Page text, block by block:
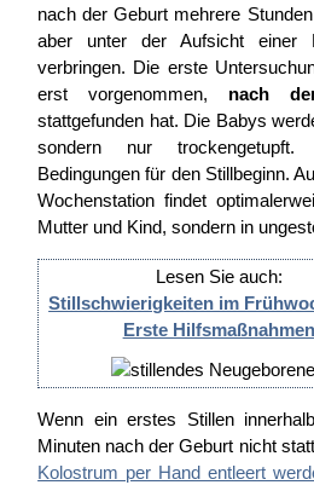
nach der Geburt mehrere
aber unter der Aufsicht einer
verbringen. Die erste
erst vorgenommen, nach
stattgefunden hat. Die Babys
sondern nur
Bedingungen für den Stillbeginn.
Wochenstation findet
Mutter und Kind, sondern in
Lesen Sie auch:
Stillschwierigkeiten im
Erste Hilfsmaßnahmen
Wenn ein erstes Stillen
Minuten nach der Geburt nicht
Kolostrum per Hand entleert